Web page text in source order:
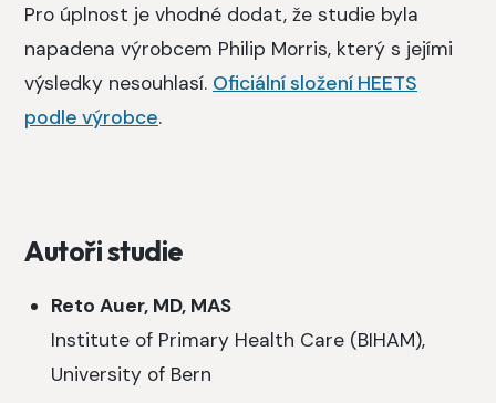
Pro úplnost je vhodné dodat, že studie byla
napadena výrobcem Philip Morris, který s jejími
výsledky nesouhlasí. Oficiální složení HEETS
podle výrobce.
Autoři studie
Reto Auer, MD, MAS
Institute of Primary Health Care (BIHAM),
University of Bern